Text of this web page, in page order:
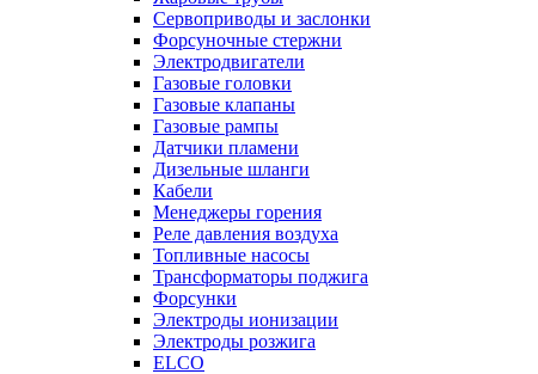
Сервоприводы и заслонки
Форсуночные стержни
Электродвигатели
Газовые головки
Газовые клапаны
Газовые рампы
Датчики пламени
Дизельные шланги
Кабели
Менеджеры горения
Реле давления воздуха
Топливные насосы
Трансформаторы поджига
Форсунки
Электроды ионизации
Электроды розжига
ELCO